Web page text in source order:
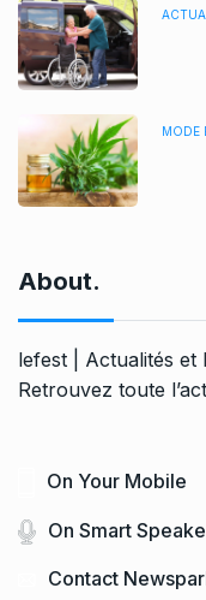
MODE
About.
lefest | Actualités et
Retrouvez toute
On Your Mobile
On Smart
Contact